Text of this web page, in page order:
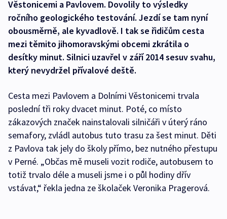
Věstonicemi a Pavlovem. Dovolily to výsledky
ročního geologického testování. Jezdí se tam nyní
obousměrně, ale kyvadlově. I tak se řidičům cesta
mezi těmito jihomoravskými obcemi zkrátila o
desítky minut. Silnici uzavřel v září 2014 sesuv svahu,
který nevydržel přívalové deště.
Cesta mezi Pavlovem a Dolními Věstonicemi trvala
poslední tři roky dvacet minut. Poté, co místo
zákazových značek nainstalovali silničáři v úterý ráno
semafory, zvládl autobus tuto trasu za šest minut. Děti
z Pavlova tak jely do školy přímo, bez nutného přestupu
v Perné. „Občas mě museli vozit rodiče, autobusem to
totiž trvalo déle a museli jsme i o půl hodiny dřív
vstávat,“ řekla jedna ze školaček Veronika Pragerová.